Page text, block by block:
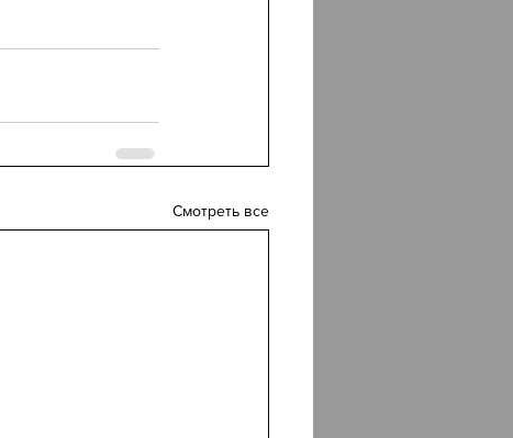
Смотреть все